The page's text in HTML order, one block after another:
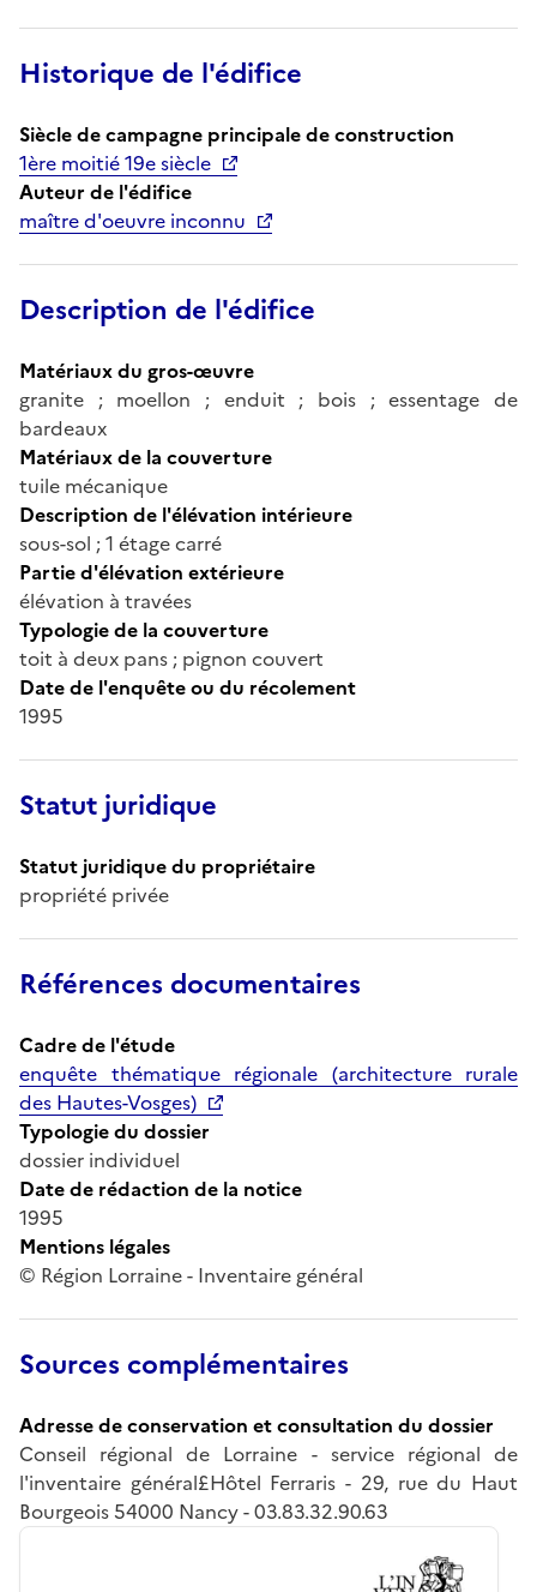
Historique de l'édifice
Siècle de campagne principale de construction
1ère moitié 19e siècle
Auteur de l'édifice
maître d'oeuvre inconnu
Description de l'édifice
Matériaux du gros-œuvre
granite ; moellon ; enduit ; bois ; essentage de
bardeaux
Matériaux de la couverture
tuile mécanique
Description de l'élévation intérieure
sous-sol ; 1 étage carré
Partie d'élévation extérieure
élévation à travées
Typologie de la couverture
toit à deux pans ; pignon couvert
Date de l'enquête ou du récolement
1995
Statut juridique
Statut juridique du propriétaire
propriété privée
Références documentaires
Cadre de l'étude
enquête thématique régionale (architecture rurale
des Hautes-Vosges)
Typologie du dossier
dossier individuel
Date de rédaction de la notice
1995
Mentions légales
© Région Lorraine - Inventaire général
Sources complémentaires
Adresse de conservation et consultation du dossier
Conseil régional de Lorraine - service régional de
l'inventaire général£Hôtel Ferraris - 29, rue du Haut
Bourgeois 54000 Nancy - 03.83.32.90.63